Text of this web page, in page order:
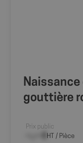
gouttière
Prix public
HT / Pièce